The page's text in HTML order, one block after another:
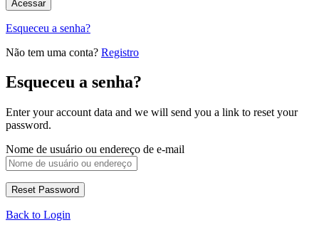
Esqueceu a senha?
Não tem uma conta? Registro
Esqueceu a senha?
Enter your account data and we will send you a link to reset your
password.
Nome de usuário ou endereço de e-mail
Back to Login